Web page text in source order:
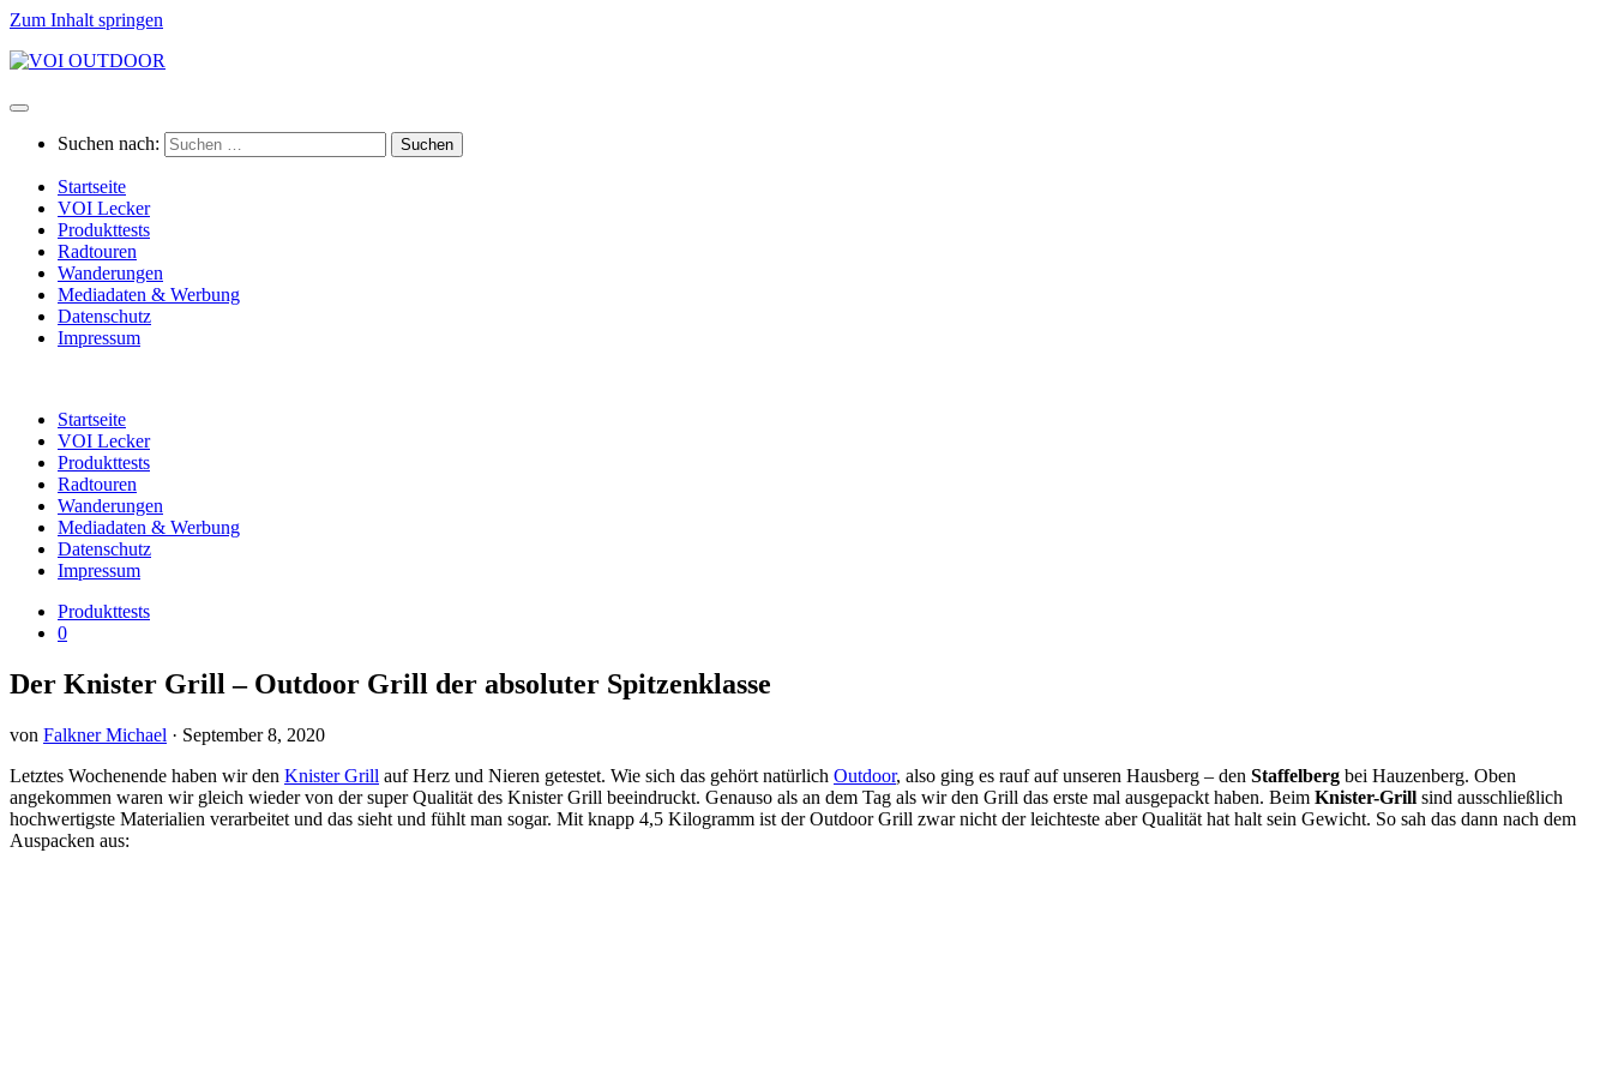
Zum Inhalt springen
Suchen nach:
Startseite
VOI Lecker
Produkttests
Radtouren
Wanderungen
Mediadaten & Werbung
Datenschutz
Impressum
Startseite
VOI Lecker
Produkttests
Radtouren
Wanderungen
Mediadaten & Werbung
Datenschutz
Impressum
Produkttests
0
Der Knister Grill – Outdoor Grill der absoluter Spitzenklasse
von Falkner Michael · September 8, 2020
Letztes Wochenende haben wir den Knister Grill auf Herz und Nieren getestet. Wie sich das gehört natürlich Outdoor, also ging es rauf auf unseren Hausberg – den Staffelberg bei Hauzenberg. Oben
angekommen waren wir gleich wieder von der super Qualität des Knister Grill beeindruckt. Genauso als an dem Tag als wir den Grill das erste mal ausgepackt haben. Beim Knister-Grill sind ausschließlich
hochwertigste Materialien verarbeitet und das sieht und fühlt man sogar. Mit knapp 4,5 Kilogramm ist der Outdoor Grill zwar nicht der leichteste aber Qualität hat halt sein Gewicht. So sah das dann nach dem
Auspacken aus: